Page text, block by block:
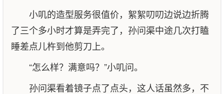
小叽的造型服务很值价，絮絮叨叨边说边折腾
了三个多小时才算是弄完了，孙问渠中途几次打瞌
睡差点儿杵到他剪刀上。
“怎么样？满意吗？”小叽问。
孙问渠看着镜子点了点头，这人话虽然多，不